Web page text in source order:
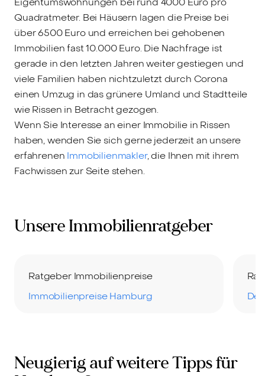
Quadratmeter. Bei Häusern lagen die Preise bei
über 6500 Euro und erreichen bei gehobenen
Immobilien fast 10.000 Euro. Die Nachfrage ist
gerade in den letzten Jahren weiter gestiegen und
viele Familien haben nichtzuletzt durch Corona
einen Umzug in das grünere Umland und Stadtteile
wie Rissen in Betracht gezogen.
Wenn Sie Interesse an einer Immobilie in Rissen
haben, wenden Sie sich gerne jederzeit an unsere
erfahrenen Immobilienmakler, die Ihnen mit ihrem
Fachwissen zur Seite stehen.
Unsere Immobilienratgeber
Ratgeber Immobilienpreise
Immobilienpreise Hamburg
Neugierig auf weitere Tipps für